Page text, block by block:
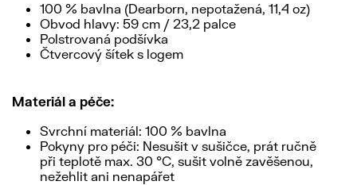
100 % bavlna (Dearborn, nepotažená, 11,4 oz)
Obvod hlavy: 59 cm / 23,2 palce
Polstrovaná podšívka
Čtvercový šítek s logem
Materiál a péče:
Svrchní materiál: 100 % bavlna
Pokyny pro péči: Nesušit v sušičce, prát ručně
při teplotě max. 30 °C, sušit volně zavěšenou,
nežehlit ani nenapářet